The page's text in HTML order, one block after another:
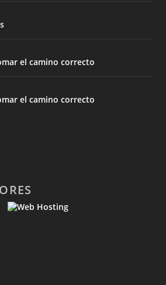
el camino correcto
el camino correcto